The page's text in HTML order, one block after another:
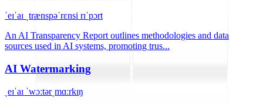
ˈeɪˈaɪ ˌtrænspəˈrɛnsi rɪˈpɔrt
An AI Transparency Report outlines methodologies and data
sources used in AI systems, promoting trus...
AI Watermarking
ˌeɪˈaɪ ˈwɔːtərˌmɑːrkɪŋ